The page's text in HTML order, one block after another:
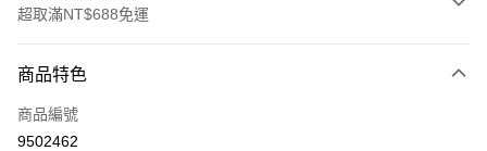
超取滿NT$688免運
信用卡一次付款
超商取貨付款
商品特色
商品編號
9502462